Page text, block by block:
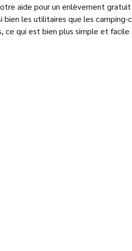
aide pour un enlèvement
bien les utilitaires que les camping-
qui est bien plus simple et facile